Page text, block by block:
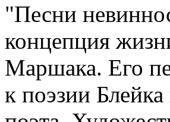
"Песни
концепция
Маршака. Его
к поэзии